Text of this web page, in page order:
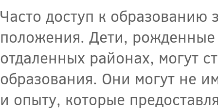
Часто доступ к образованию
положения. Дети,
отдаленных районах, могут
образования. Они могут не
и опыту, которые